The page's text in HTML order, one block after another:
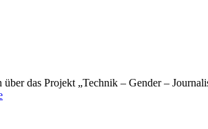
das Projekt „Technik – Gender –